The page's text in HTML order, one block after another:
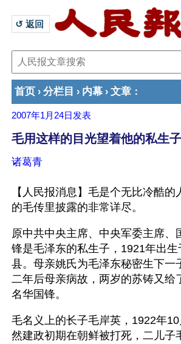
↺ 返回
首页 › 分栏目 › 内幕 › 文章 ：
2007年1月24日 发表
毛用这样的目光望着他的私生子
诸葛青
【人民报消息】毛是个无比冷酷的
的毛传里披露的非常详尽。
原中共中央主席、中央军委主席、
锋是毛泽东的私生子，1921年出
县。母亲姚氏为毛泽东秘密生下一
二年后母亲病故，两岁的苏铸又给
名华国锋。
毛名义上的长子毛岸英，1922年
然建政初期在朝鲜被打死，二儿子